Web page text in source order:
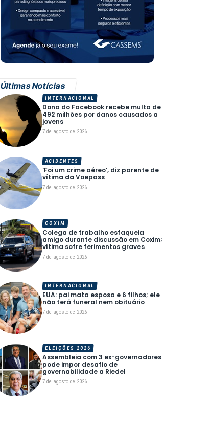
Últimas Notícias
Dona do Facebook recebe multa de
492 milhões por danos causados a
jovens
7 de agosto de 2026
INTERNACIONAL
‘Foi um crime aéreo’, diz parente de
vítima da Voepass
7 de agosto de 2026
ACIDENTES
Colega de trabalho esfaqueia
amigo durante discussão em Coxim;
vítima sofre ferimentos graves
7 de agosto de 2026
COXIM
EUA: pai mata esposa e 6 filhos; ele
não terá funeral nem obituário
7 de agosto de 2026
INTERNACIONAL
Assembleia com 3 ex-governadores
pode impor desafio de
governabilidade a Riedel
7 de agosto de 2026
ELEIÇÕES 2026